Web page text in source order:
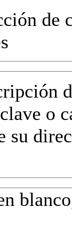
de
o
su